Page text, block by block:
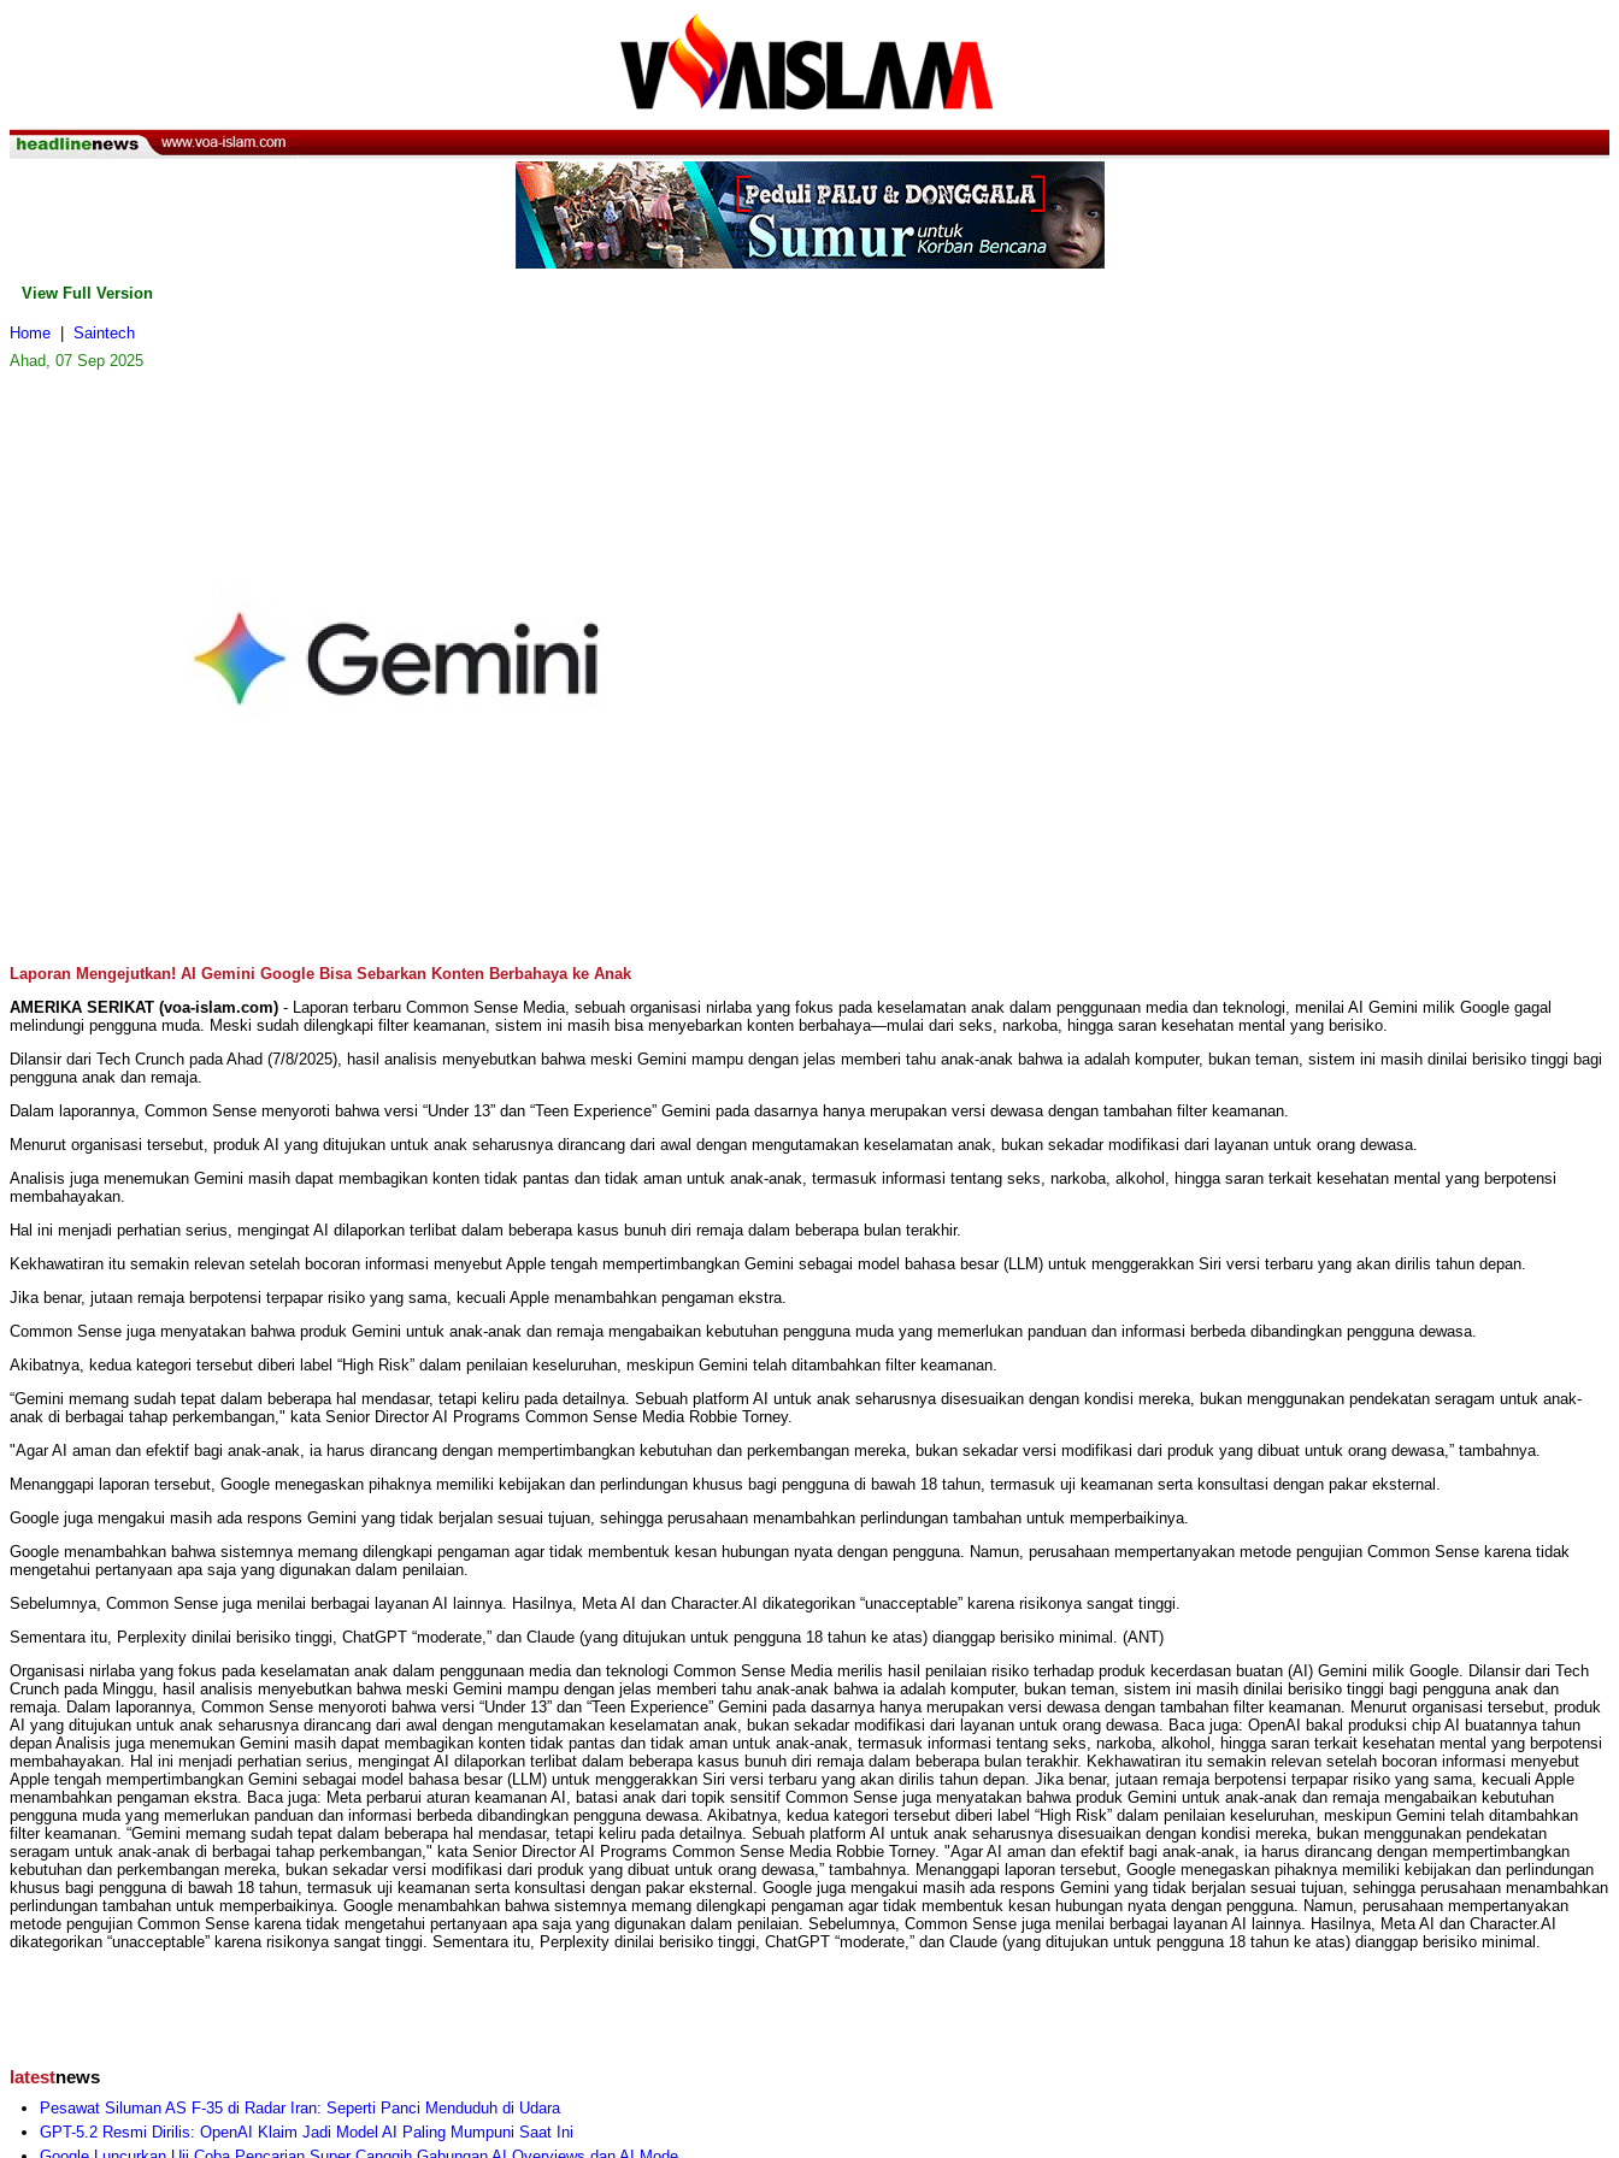
View Full Version
Home
Saintech
Ahad, 07 Sep 2025
Laporan Mengejutkan! AI Gemini Google Bisa Sebarkan Konten Berbahaya ke Anak
AMERIKA SERIKAT (voa-islam.com) - Laporan terbaru Common Sense Media, sebuah organisasi nirlaba yang fokus pada keselamatan anak dalam penggunaan media dan teknologi, menilai AI Gemini milik Google gagal
melindungi pengguna muda. Meski sudah dilengkapi filter keamanan, sistem ini masih bisa menyebarkan konten berbahaya—mulai dari seks, narkoba, hingga saran kesehatan mental yang berisiko.
Dilansir dari Tech Crunch pada Ahad (7/8/2025), hasil analisis menyebutkan bahwa meski Gemini mampu dengan jelas memberi tahu anak-anak bahwa ia adalah komputer, bukan teman, sistem ini masih dinilai berisiko tinggi bagi
pengguna anak dan remaja.
Dalam laporannya, Common Sense menyoroti bahwa versi “Under 13” dan “Teen Experience” Gemini pada dasarnya hanya merupakan versi dewasa dengan tambahan filter keamanan.
Menurut organisasi tersebut, produk AI yang ditujukan untuk anak seharusnya dirancang dari awal dengan mengutamakan keselamatan anak, bukan sekadar modifikasi dari layanan untuk orang dewasa.
Analisis juga menemukan Gemini masih dapat membagikan konten tidak pantas dan tidak aman untuk anak-anak, termasuk informasi tentang seks, narkoba, alkohol, hingga saran terkait kesehatan mental yang berpotensi
membahayakan.
Hal ini menjadi perhatian serius, mengingat AI dilaporkan terlibat dalam beberapa kasus bunuh diri remaja dalam beberapa bulan terakhir.
Kekhawatiran itu semakin relevan setelah bocoran informasi menyebut Apple tengah mempertimbangkan Gemini sebagai model bahasa besar (LLM) untuk menggerakkan Siri versi terbaru yang akan dirilis tahun depan.
Jika benar, jutaan remaja berpotensi terpapar risiko yang sama, kecuali Apple menambahkan pengaman ekstra.
Common Sense juga menyatakan bahwa produk Gemini untuk anak-anak dan remaja mengabaikan kebutuhan pengguna muda yang memerlukan panduan dan informasi berbeda dibandingkan pengguna dewasa.
Akibatnya, kedua kategori tersebut diberi label “High Risk” dalam penilaian keseluruhan, meskipun Gemini telah ditambahkan filter keamanan.
“Gemini memang sudah tepat dalam beberapa hal mendasar, tetapi keliru pada detailnya. Sebuah platform AI untuk anak seharusnya disesuaikan dengan kondisi mereka, bukan menggunakan pendekatan seragam untuk anak-
anak di berbagai tahap perkembangan," kata Senior Director AI Programs Common Sense Media Robbie Torney.
"Agar AI aman dan efektif bagi anak-anak, ia harus dirancang dengan mempertimbangkan kebutuhan dan perkembangan mereka, bukan sekadar versi modifikasi dari produk yang dibuat untuk orang dewasa,” tambahnya.
Menanggapi laporan tersebut, Google menegaskan pihaknya memiliki kebijakan dan perlindungan khusus bagi pengguna di bawah 18 tahun, termasuk uji keamanan serta konsultasi dengan pakar eksternal.
Google juga mengakui masih ada respons Gemini yang tidak berjalan sesuai tujuan, sehingga perusahaan menambahkan perlindungan tambahan untuk memperbaikinya.
Google menambahkan bahwa sistemnya memang dilengkapi pengaman agar tidak membentuk kesan hubungan nyata dengan pengguna. Namun, perusahaan mempertanyakan metode pengujian Common Sense karena tidak
mengetahui pertanyaan apa saja yang digunakan dalam penilaian.
Sebelumnya, Common Sense juga menilai berbagai layanan AI lainnya. Hasilnya, Meta AI dan Character.AI dikategorikan “unacceptable” karena risikonya sangat tinggi.
Sementara itu, Perplexity dinilai berisiko tinggi, ChatGPT “moderate,” dan Claude (yang ditujukan untuk pengguna 18 tahun ke atas) dianggap berisiko minimal. (ANT)
Organisasi nirlaba yang fokus pada keselamatan anak dalam penggunaan media dan teknologi Common Sense Media merilis hasil penilaian risiko terhadap produk kecerdasan buatan (AI) Gemini milik Google. Dilansir dari Tech
Crunch pada Minggu, hasil analisis menyebutkan bahwa meski Gemini mampu dengan jelas memberi tahu anak-anak bahwa ia adalah komputer, bukan teman, sistem ini masih dinilai berisiko tinggi bagi pengguna anak dan
remaja. Dalam laporannya, Common Sense menyoroti bahwa versi “Under 13” dan “Teen Experience” Gemini pada dasarnya hanya merupakan versi dewasa dengan tambahan filter keamanan. Menurut organisasi tersebut, produk
AI yang ditujukan untuk anak seharusnya dirancang dari awal dengan mengutamakan keselamatan anak, bukan sekadar modifikasi dari layanan untuk orang dewasa. Baca juga: OpenAI bakal produksi chip AI buatannya tahun
depan Analisis juga menemukan Gemini masih dapat membagikan konten tidak pantas dan tidak aman untuk anak-anak, termasuk informasi tentang seks, narkoba, alkohol, hingga saran terkait kesehatan mental yang berpotensi
membahayakan. Hal ini menjadi perhatian serius, mengingat AI dilaporkan terlibat dalam beberapa kasus bunuh diri remaja dalam beberapa bulan terakhir. Kekhawatiran itu semakin relevan setelah bocoran informasi menyebut
Apple tengah mempertimbangkan Gemini sebagai model bahasa besar (LLM) untuk menggerakkan Siri versi terbaru yang akan dirilis tahun depan. Jika benar, jutaan remaja berpotensi terpapar risiko yang sama, kecuali Apple
menambahkan pengaman ekstra. Baca juga: Meta perbarui aturan keamanan AI, batasi anak dari topik sensitif Common Sense juga menyatakan bahwa produk Gemini untuk anak-anak dan remaja mengabaikan kebutuhan
pengguna muda yang memerlukan panduan dan informasi berbeda dibandingkan pengguna dewasa. Akibatnya, kedua kategori tersebut diberi label “High Risk” dalam penilaian keseluruhan, meskipun Gemini telah ditambahkan
filter keamanan. “Gemini memang sudah tepat dalam beberapa hal mendasar, tetapi keliru pada detailnya. Sebuah platform AI untuk anak seharusnya disesuaikan dengan kondisi mereka, bukan menggunakan pendekatan
seragam untuk anak-anak di berbagai tahap perkembangan," kata Senior Director AI Programs Common Sense Media Robbie Torney. "Agar AI aman dan efektif bagi anak-anak, ia harus dirancang dengan mempertimbangkan
kebutuhan dan perkembangan mereka, bukan sekadar versi modifikasi dari produk yang dibuat untuk orang dewasa,” tambahnya. Menanggapi laporan tersebut, Google menegaskan pihaknya memiliki kebijakan dan perlindungan
khusus bagi pengguna di bawah 18 tahun, termasuk uji keamanan serta konsultasi dengan pakar eksternal. Google juga mengakui masih ada respons Gemini yang tidak berjalan sesuai tujuan, sehingga perusahaan menambahkan
perlindungan tambahan untuk memperbaikinya. Google menambahkan bahwa sistemnya memang dilengkapi pengaman agar tidak membentuk kesan hubungan nyata dengan pengguna. Namun, perusahaan mempertanyakan
metode pengujian Common Sense karena tidak mengetahui pertanyaan apa saja yang digunakan dalam penilaian. Sebelumnya, Common Sense juga menilai berbagai layanan AI lainnya. Hasilnya, Meta AI dan Character.AI
dikategorikan “unacceptable” karena risikonya sangat tinggi. Sementara itu, Perplexity dinilai berisiko tinggi, ChatGPT “moderate,” dan Claude (yang ditujukan untuk pengguna 18 tahun ke atas) dianggap berisiko minimal.
latestnews
Pesawat Siluman AS F-35 di Radar Iran: Seperti Panci Menduduh di Udara
GPT-5.2 Resmi Dirilis: OpenAI Klaim Jadi Model AI Paling Mumpuni Saat Ini